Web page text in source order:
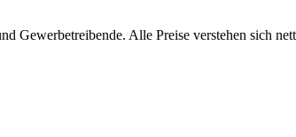
Alle Preise verstehen sich